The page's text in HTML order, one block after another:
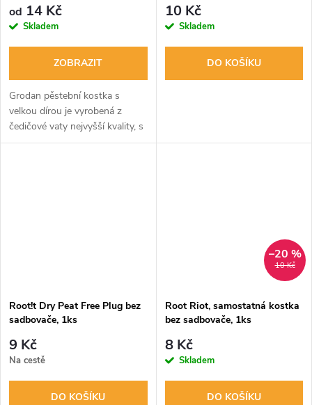
od 14 Kč
Skladem
ZOBRAZIT
Grodan pěstební kostka s
velkou dírou je vyrobená z
čedičové vaty nejvyšší kvality, s
skvělou absorpční schopností.
10 Kč
Skladem
DO KOŠÍKU
Root!t Dry Peat Free Plug bez
sadbovače, 1ks
9 Kč
Na cestě
DO KOŠÍKU
10 Kč
–20 %
Root Riot, samostatná kostka
bez sadbovače, 1ks
8 Kč
Skladem
DO KOŠÍKU